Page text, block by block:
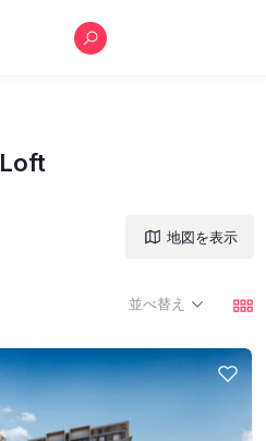
Loft
地図を表示
並べ替え